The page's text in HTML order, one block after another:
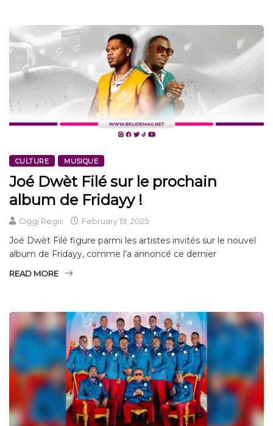
CULTURE MUSIQUE
Joé Dwèt Filé sur le prochain
album de Fridayy !
Oggi Regis February 19, 2025
Joé Dwèt Filé figure parmi les artistes invités sur le nouvel
album de Fridayy, comme l’a annoncé ce dernier
READ MORE